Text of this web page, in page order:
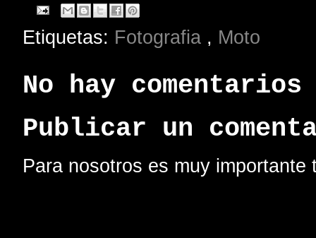
Etiquetas: Fotografia , Moto
No hay
Publicar un
Para nosotros es muy